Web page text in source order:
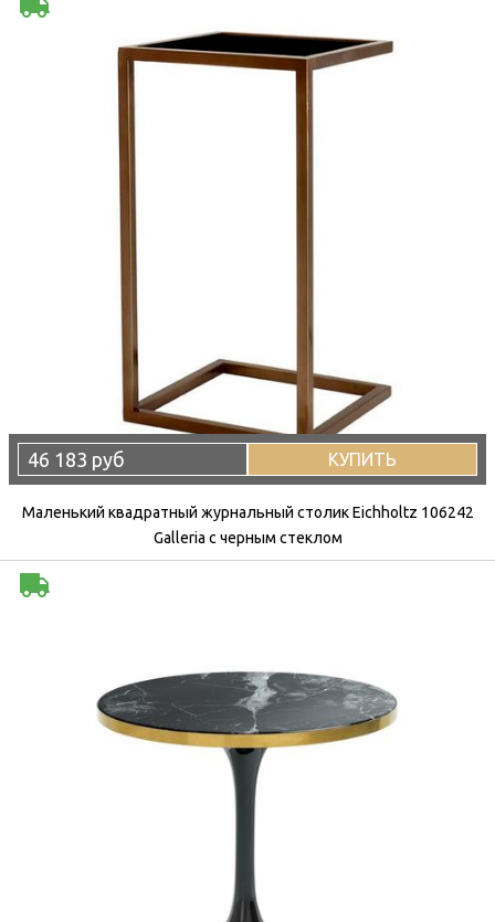
46 183 руб КУПИТЬ
Маленький квадратный журнальный столик Eichholtz 106242
Galleria с черным стеклом